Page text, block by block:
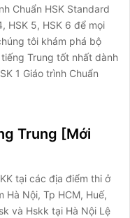
Chuẩn HSK Standard
HSK 5, HSK 6 để mọi
tôi khám phá bộ
Trung tốt nhất dành
1 Giáo trình Chuẩn
Trung [Mới
tại các địa điểm thi ở
Hà Nội, Tp HCM, Huế,
và Hskk tại Hà Nội Lệ